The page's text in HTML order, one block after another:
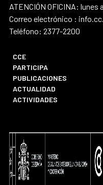
ATENCIÓN OFICINA:
Correo electrónico :
Teléfono: 2377-2200
CCE
PARTICIPA
PUBLICACIONES
ACTUALIDAD
ACTIVIDADES